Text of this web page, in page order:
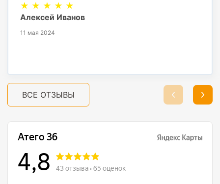
★ ★ ★ ★ ★
Алексей Иванов
11 мая 2024
ВСЕ ОТЗЫВЫ